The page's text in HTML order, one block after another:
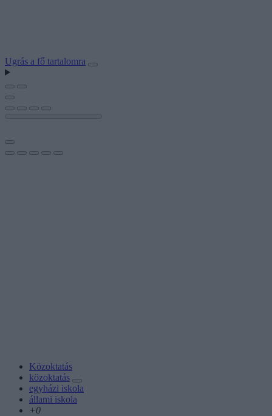
Ugrás a fő tartalomra
Közoktatás
közoktatás
egyházi iskola
állami iskola
+0